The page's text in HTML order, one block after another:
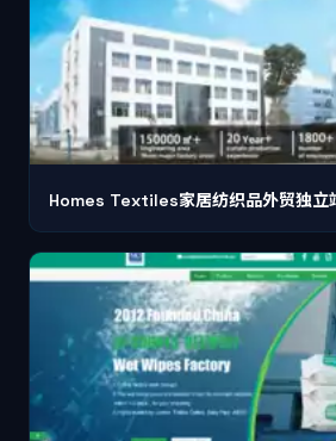
Homes Textiles家居纺织品外贸独立